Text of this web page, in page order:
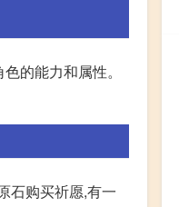
的能力和属性。
石购买祈愿,有一